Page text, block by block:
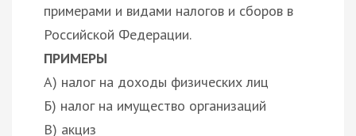
примерами и видами налогов и сборов в
Российской Федерации.
ПРИМЕРЫ
А) налог на доходы физических лиц
Б) налог на имущество организаций
В) акциз